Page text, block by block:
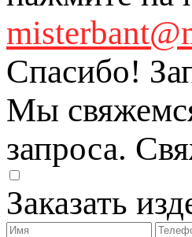
Спасибо!
Мы
запроса.
Заказать